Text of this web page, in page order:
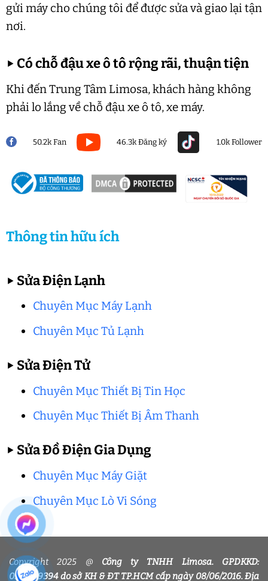
gửi máy cho chúng tôi để được sửa và giao lại tận
nơi.
▶ Có chỗ đậu xe ô tô rộng rãi, thuận tiện
Khi đến Trung Tâm Limosa, khách hàng không
phải lo lắng về chỗ đậu xe ô tô, xe máy.
50.2k Fan 46.3k Đăng ký 1.0k Follower
Thông tin hữu ích
▶ Sửa Điện Lạnh
Chuyên Mục Máy Lạnh
Chuyên Mục Tủ Lạnh
▶ Sửa Điện Tử
Chuyên Mục Thiết Bị Tin Học
Chuyên Mục Thiết Bị Âm Thanh
▶ Sửa Đồ Điện Gia Dụng
Chuyên Mục Máy Giặt
Chuyên Mục Lò Vi Sóng
Copyright 2025 @ Công ty TNHH Limosa. GPDKKD:
0318339394 do sở KH & ĐT TP.HCM cấp ngày 08/06/2016. Địa